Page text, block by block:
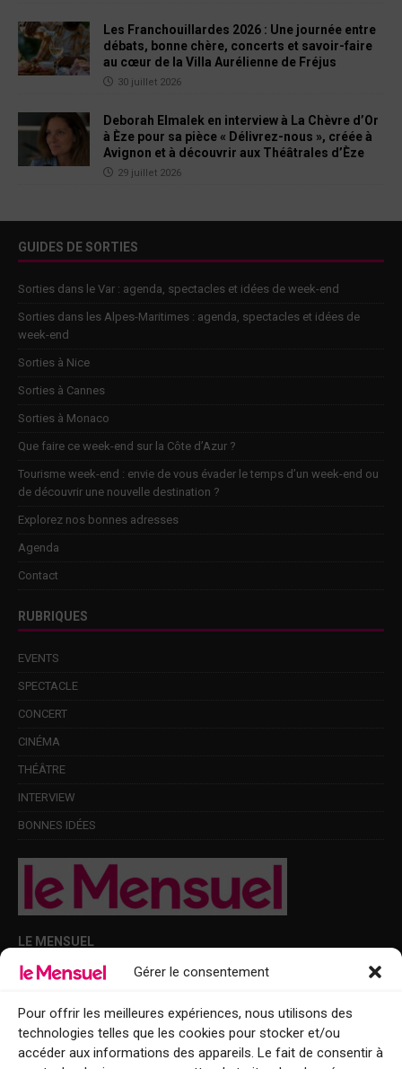
Gérer le consentement
Pour offrir les meilleures expériences, nous utilisons des
technologies telles que les cookies pour stocker et/ou
accéder aux informations des appareils. Le fait de consentir à
Les Franchouillardes 2026 : Une journée entre
débats, bonne chère, concerts et savoir-faire
au cœur de la Villa Aurélienne de Fréjus
30 juillet 2026
Deborah Elmalek en interview à La Chèvre d’Or
à Èze pour sa pièce « Délivrez-nous », créée à
Avignon et à découvrir aux Théâtrales d’Èze
29 juillet 2026
GUIDES DE SORTIES
Sorties dans le Var : agenda, spectacles et idées de week-end
Sorties dans les Alpes-Maritimes : agenda, spectacles et idées de
week-end
Sorties à Nice
Sorties à Cannes
Sorties à Monaco
Que faire ce week-end sur la Côte d’Azur ?
Tourisme week-end : envie de vous évader le temps d’un week-end ou
de découvrir une nouvelle destination ?
Explorez nos bonnes adresses
Agenda
Contact
RUBRIQUES
EVENTS
SPECTACLE
CONCERT
CINÉMA
THÉÂTRE
INTERVIEW
BONNES IDÉES
LE MENSUEL
Points de diffusion Var et Alpes-Maritimes : oû trouver Le Mensuel ?
Le Mensuel en PDF : consultez le magazine en ligne
Qui sommes-nous ?